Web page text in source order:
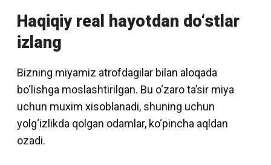
Haqiqiy real hayotdan do‘stlar
izlang
Bizning miyamiz atrofdagilar bilan aloqada
bo‘lishga moslashtirilgan. Bu o‘zaro ta’sir miya
uchun muxim xisoblanadi, shuning uchun
yolg‘izlikda qolgan odamlar, ko‘pincha aqldan
ozadi.